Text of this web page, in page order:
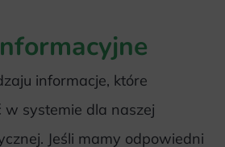
informacje, które
w systemie dla naszej
Jeśli mamy odpowiedni